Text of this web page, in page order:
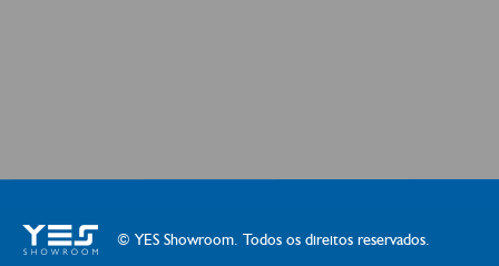
© YES Showroom. Todos os direitos reservados.